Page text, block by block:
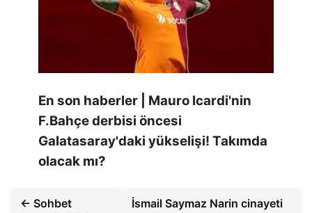
En son haberler | Mauro Icardi'nin
F.Bahçe derbisi öncesi
Galatasaray'daki yükselişi! Takımda
olacak mı?
← Sohbet
İsmail Saymaz Narin cinayeti